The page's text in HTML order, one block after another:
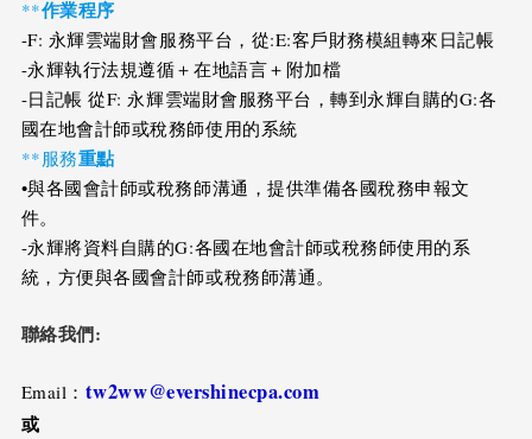
**作業程序
-F: 永輝雲端財會服務平台，從:E:客戶財務模組轉來日記帳
-永輝執行法規遵循＋在地語言＋附加檔
-日記帳 從F: 永輝雲端財會服務平台，轉到永輝自購的G:各
國在地會計師或稅務師使用的系統
**服務重點
•與各國會計師或稅務師溝通，提供準備各國稅務申報文
件。
-永輝將資料自購的G:各國在地會計師或稅務師使用的系
統，方便與各國會計師或稅務師溝通。
聯絡我們:
Email： tw2ww@evershinecpa.com
或